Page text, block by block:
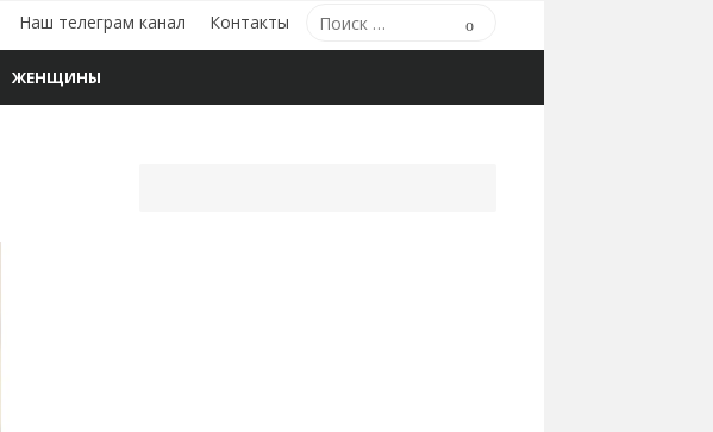
Поиск
по:
Наш телеграм канал Контакты
ЖЕНЩИНЫ